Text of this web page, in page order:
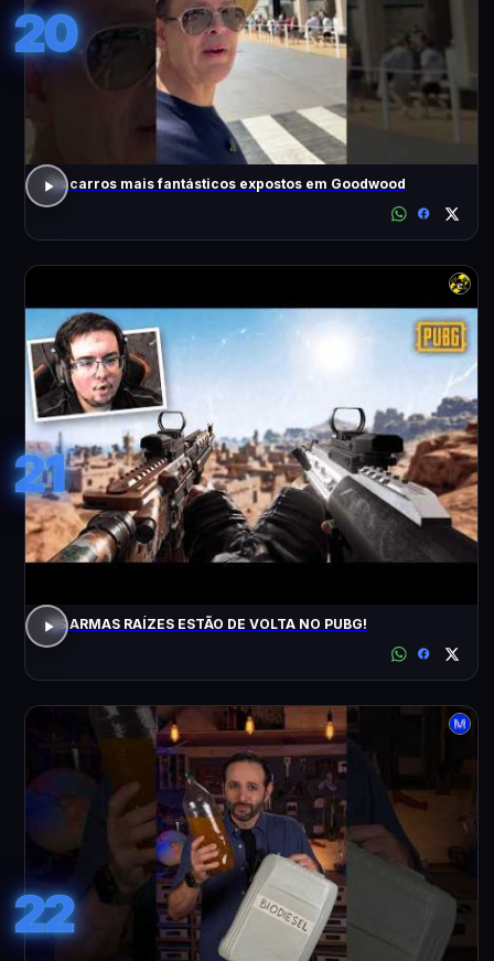
20
Os carros mais fantásticos expostos em Goodwood
21
AS ARMAS RAÍZES ESTÃO DE VOLTA NO PUBG!
22